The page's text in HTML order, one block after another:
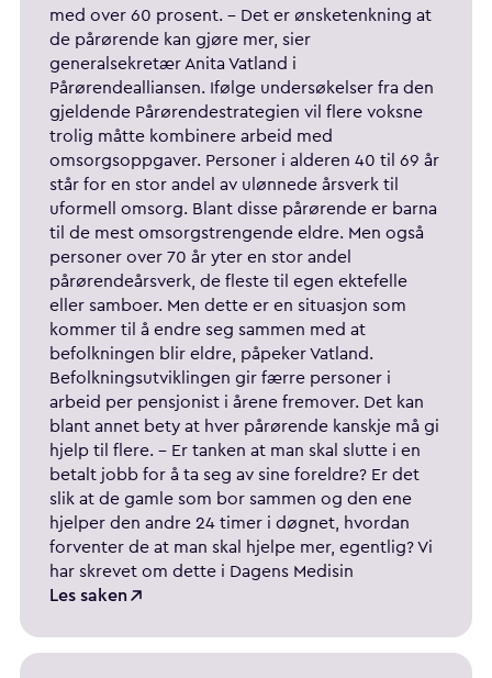
med over 60 prosent. – Det er ønsketenkning at
de pårørende kan gjøre mer, sier
generalsekretær Anita Vatland i
Pårørendealliansen. Ifølge undersøkelser fra den
gjeldende Pårørendestrategien vil flere voksne
trolig måtte kombinere arbeid med
omsorgsoppgaver. Personer i alderen 40 til 69 år
står for en stor andel av ulønnede årsverk til
uformell omsorg. Blant disse pårørende er barna
til de mest omsorgstrengende eldre. Men også
personer over 70 år yter en stor andel
pårørendeårsverk, de fleste til egen ektefelle
eller samboer. Men dette er en situasjon som
kommer til å endre seg sammen med at
befolkningen blir eldre, påpeker Vatland.
Befolkningsutviklingen gir færre personer i
arbeid per pensjonist i årene fremover. Det kan
blant annet bety at hver pårørende kanskje må gi
hjelp til flere. – Er tanken at man skal slutte i en
betalt jobb for å ta seg av sine foreldre? Er det
slik at de gamle som bor sammen og den ene
hjelper den andre 24 timer i døgnet, hvordan
forventer de at man skal hjelpe mer, egentlig? Vi
har skrevet om dette i Dagens Medisin
Les saken